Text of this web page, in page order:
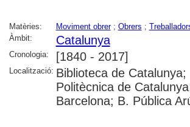
Matèries: Moviment obrer; Obrers ;
Àmbit:
Catalunya
Cronologia: [1840 - 2017]
Localització: Biblioteca de
Politècnica de
Barcelona; B. Pública